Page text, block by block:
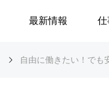
最新情報 仕
自由に働きたい！でも